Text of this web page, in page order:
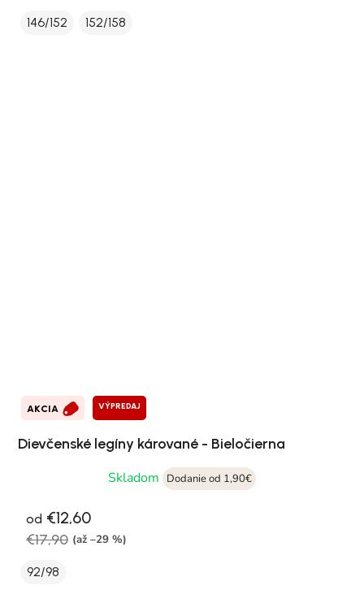
146/152 152/158
AKCIA VÝPREDAJ
Dievčenské legíny kárované - Bieločierna
Skladom
Dodanie od 1,90€
od €12,60
€17,90 (až –29 %)
92/98